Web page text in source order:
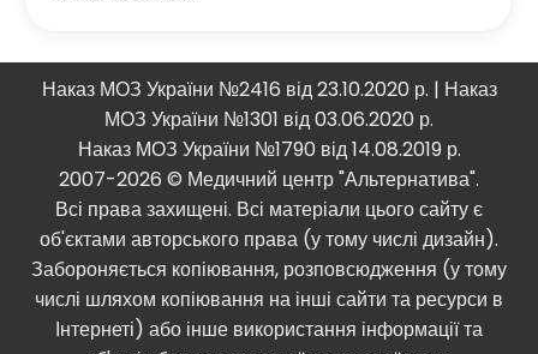
Наказ МОЗ України №2416 від 23.10.2020 р. | Наказ
МОЗ України №1301 від 03.06.2020 р.
Наказ МОЗ України №1790 від 14.08.2019 р.
2007-2026 © Медичний центр "Альтернатива".
Всі права захищені. Всі матеріали цього сайту є
об'єктами авторського права (у тому числі дизайн).
Забороняється копіювання, розповсюдження (у тому
числі шляхом копіювання на інші сайти та ресурси в
Інтернеті) або інше використання інформації та